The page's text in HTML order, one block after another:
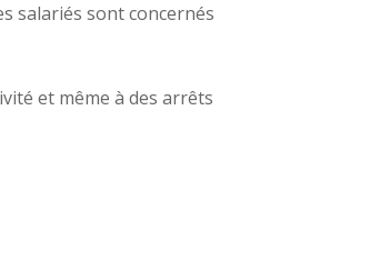
salariés sont concernés
et même à des arrêts